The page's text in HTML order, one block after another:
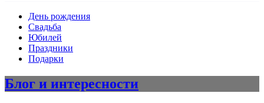
День рождения
Свадьба
Юбилей
Праздники
Подарки
Блог и интересности